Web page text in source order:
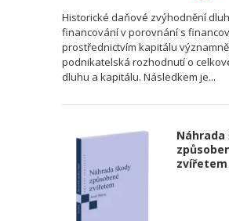
Historické daňové zvýhodnění
financování v porovnání s
prostřednictvím kapitálu
podnikatelská rozhodnutí o
dluhu a kapitálu. Následkem je...
Náhrada
zvířetem